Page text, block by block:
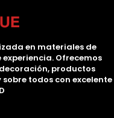
en materiales de
Ofrecemos
productos
todos con excelente